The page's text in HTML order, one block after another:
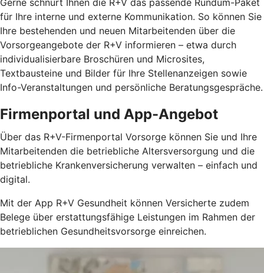
Gerne schnürt Ihnen die R+V das passende Rundum-Paket
für Ihre interne und externe Kommunikation. So können Sie
Ihre bestehenden und neuen Mitarbeitenden über die
Vorsorgeangebote der R+V informieren – etwa durch
individualisierbare Broschüren und Microsites,
Textbausteine und Bilder für Ihre Stellenanzeigen sowie
Info-Veranstaltungen und persönliche Beratungsgespräche.
Firmenportal und App-Angebot
Über das R+V-Firmenportal Vorsorge können Sie und Ihre
Mitarbeitenden die betriebliche Altersversorgung und die
betriebliche Krankenversicherung verwalten – einfach und
digital.
Mit der App R+V Gesundheit können Versicherte zudem
Belege über erstattungsfähige Leistungen im Rahmen der
betrieblichen Gesundheitsvorsorge einreichen.